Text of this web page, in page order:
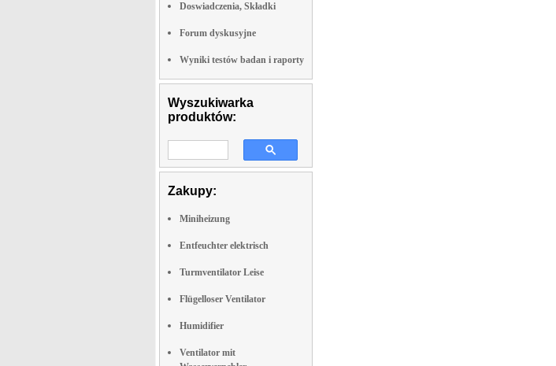
Doswiadczenia, Składki
Forum dyskusyjne
Wyniki testów badan i raporty
Wyszukiwarka
produktów:
Zakupy:
Miniheizung
Entfeuchter elektrisch
Turmventilator Leise
Flügelloser Ventilator
Humidifier
Ventilator mit